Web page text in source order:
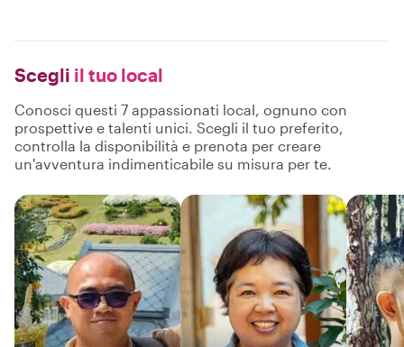
Scegli il tuo local
Conosci questi 7 appassionati local, ognuno con
prospettive e talenti unici. Scegli il tuo preferito,
controlla la disponibilità e prenota per creare
un'avventura indimenticabile su misura per te.